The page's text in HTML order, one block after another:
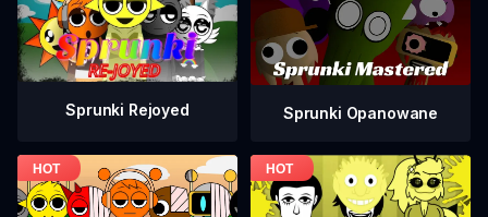
Sprunki Rejoyed Sprunki Opanowane